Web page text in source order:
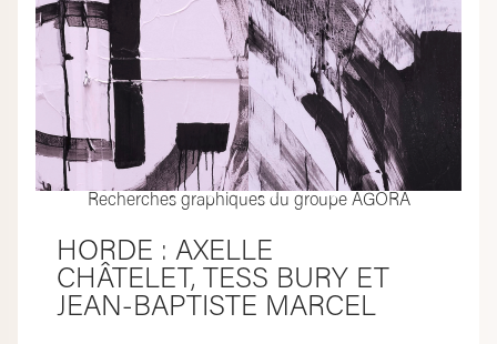
Recherches graphiques du groupe AGORA
HORDE : AXELLE
CHÂTELET, TESS BURY ET
JEAN-BAPTISTE MARCEL